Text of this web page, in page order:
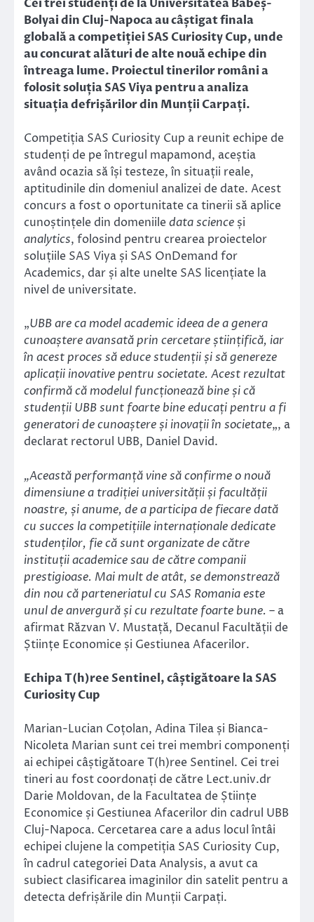
Cei trei studenți de la Universitatea Babeș-
Bolyai din Cluj-Napoca au câștigat finala
globală a competiției SAS Curiosity Cup, unde
au concurat alături de alte nouă echipe din
întreaga lume. Proiectul tinerilor români a
folosit soluția SAS Viya pentru a analiza
situația defrișărilor din Munții Carpați.
Competiția SAS Curiosity Cup a reunit echipe de
studenți de pe întregul mapamond, aceștia
având ocazia să își testeze, în situații reale,
aptitudinile din domeniul analizei de date. Acest
concurs a fost o oportunitate ca tinerii să aplice
cunoștințele din domeniiledata science și
analytics, folosind pentru crearea proiectelor
soluțiile SAS Viya și SAS OnDemand for
Academics, dar și alte unelte SAS licențiate la
nivel de universitate.
„UBB are ca model academic ideea de a genera
cunoaștere avansată prin cercetare științifică, iar
în acest proces să educe studenții și să genereze
aplicații inovative pentru societate. Acest rezultat
confirmă că modelul funcționează bine și că
studenții UBB sunt foarte bine educați pentru a fi
generatori de cunoaștere și inovații în societate„, a
declarat rectorul UBB, Daniel David.
„Această performanță vine să confirme o nouă
dimensiune a tradiției universității și facultății
noastre, și anume, de a participa de fiecare dată
cu succes la competițiile internaționale dedicate
studenților, fie că sunt organizate de către
instituții academice sau de către companii
prestigioase. Mai mult de atât, se demonstrează
din nou că parteneriatul cu SAS Romania este
unul de anvergură și cu rezultate foarte bune. – a
afirmat Răzvan V. Mustață, Decanul Facultății de
Științe Economice și Gestiunea Afacerilor.
Echipa T(h)ree Sentinel, câștigătoare la SAS
Curiosity Cup
Marian-Lucian Coțolan, Adina Tilea și Bianca-
Nicoleta Marian sunt cei trei membri componenți
ai echipei câștigătoare T(h)ree Sentinel. Cei trei
tineri au fost coordonați de către Lect.univ.dr
Darie Moldovan, de la Facultatea de Științe
Economice și Gestiunea Afacerilor din cadrul UBB
Cluj-Napoca. Cercetarea care a adus locul întâi
echipei clujene la competiția SAS Curiosity Cup,
în cadrul categoriei Data Analysis, a avut ca
subiect clasificarea imaginilor din satelit pentru a
detecta defrișările din Munții Carpați.